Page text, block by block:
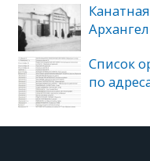
Список
по